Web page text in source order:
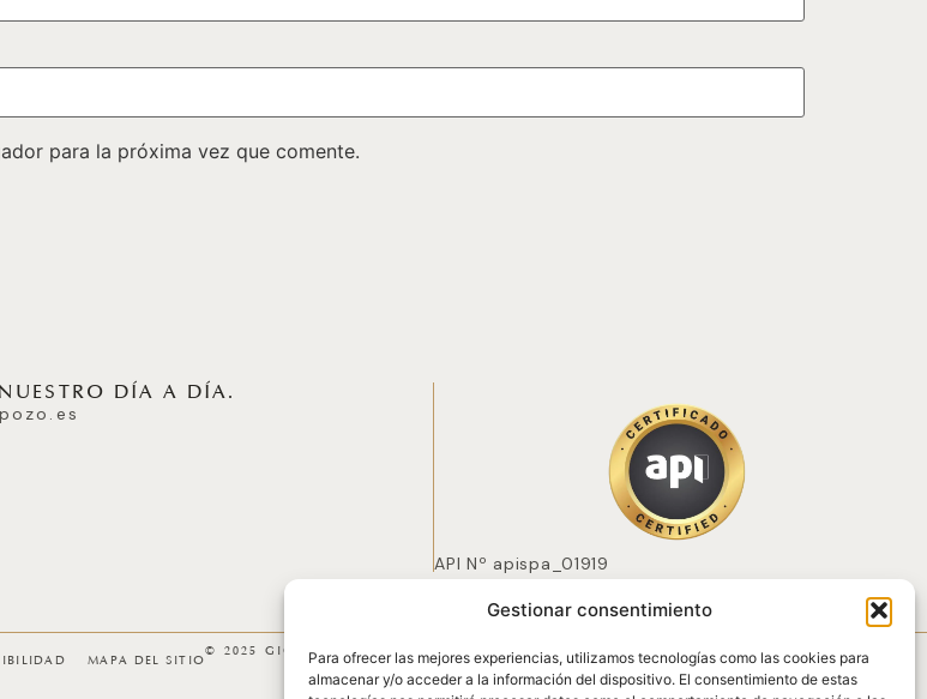
Gestionar consentimiento
Para ofrecer las mejores experiencias, utilizamos tecnologías como las cookies para
almacenar y/o acceder a la información del dispositivo. El consentimiento de estas
para la próxima vez que comente.
DÍA A DÍA.
API Nº apispa_01919
MAPA DEL SITIO
© 2025 GICONDA DEL POZO